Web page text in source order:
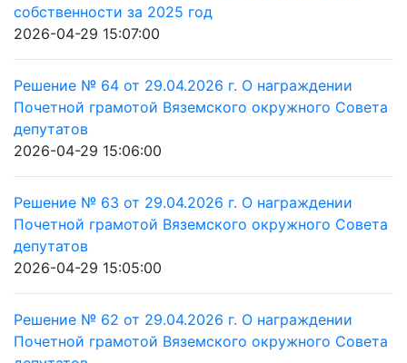
собственности за 2025 год
2026-04-29 15:07:00
Решение № 64 от 29.04.2026 г. О награждении
Почетной грамотой Вяземского окружного Совета
депутатов
2026-04-29 15:06:00
Решение № 63 от 29.04.2026 г. О награждении
Почетной грамотой Вяземского окружного Совета
депутатов
2026-04-29 15:05:00
Решение № 62 от 29.04.2026 г. О награждении
Почетной грамотой Вяземского окружного Совета